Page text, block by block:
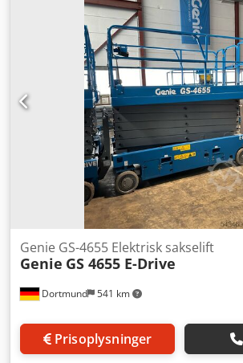
, Saksearbejdsplatform Chodpju Typ
Dortmund 541 km
Genie GS-4655 Elektrisk sakselift
Genie GS 4655 E-Drive
Prisoplysninger